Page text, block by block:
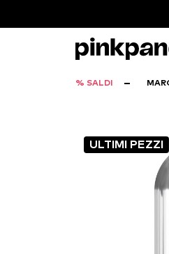
% SALDI
ULTIMI PEZZI